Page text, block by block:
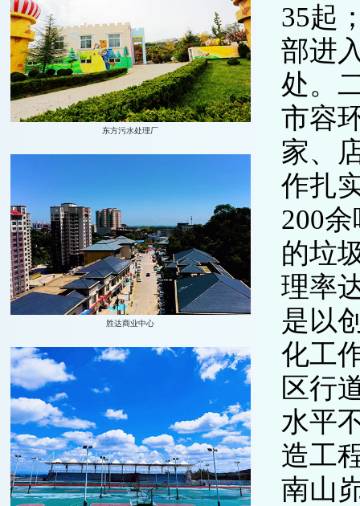
35起
部进
处。
市容
家、
作扎
200
的垃
理率
是以
化工
区行
水平
造工
南山